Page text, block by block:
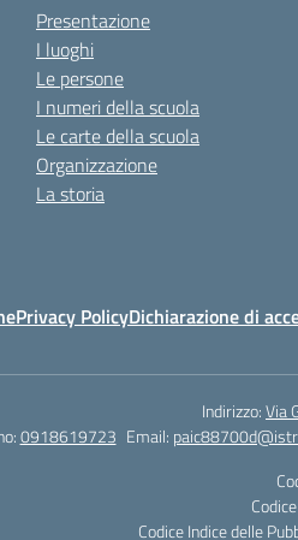
Presentazione
I luoghi
Le persone
I numeri della scuola
Le carte della scuola
Organizzazione
La storia
Privacy PolicyDichiarazione di
Indirizzo:Via
0918619723 Email:
Codice Indice delle